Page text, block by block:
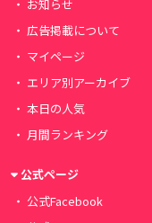
お知らせ
広告掲載について
マイページ
エリア別アーカイブ
本日の人気
月間ランキング
公式ページ
公式Facebook